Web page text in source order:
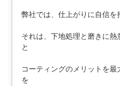
弊社では、仕上がりに自信を
それは、下地処理と磨きに
と
コーティングのメリットを
を